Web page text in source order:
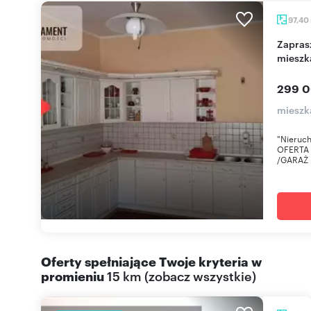
97,40
Zapraszam do obejrzenia 2-pokojowego
299
/
Oferty spełniające Twoje kryteria w
promieniu15 km (zobacz wszystkie)